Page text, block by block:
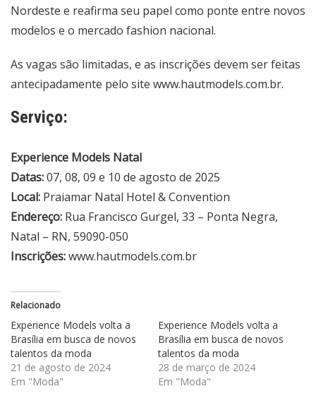
Nordeste e reafirma seu papel como ponte entre novos
modelos e o mercado fashion nacional.
As vagas são limitadas, e as inscrições devem ser feitas
antecipadamente pelo site www.hautmodels.com.br.
Serviço:
Experience Models Natal
Datas:07, 08, 09 e 10 de agosto de 2025
Local: Praiamar Natal Hotel & Convention
Endereço: Rua Francisco Gurgel, 33 – Ponta Negra,
Natal – RN, 59090-050
Inscrições:www.hautmodels.com.br
Relacionado
Experience Models volta a
Brasília em busca de novos
talentos da moda
21 de agosto de 2024
Em "Moda"
Experience Models volta a
Brasília em busca de novos
talentos da moda
28 de março de 2024
Em "Moda"